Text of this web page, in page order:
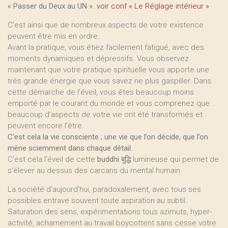
« Passer du Deux au UN ». voir conf « Le Réglage intérieur »
C’est ainsi que de nombreux aspects de votre existence
peuvent être mis en ordre.
Avant la pratique, vous étiez facilement fatigué, avec des
moments dynamiques et dépressifs. Vous observez
maintenant que votre pratique spirituelle vous apporte une
très grande énergie que vous savez ne plus gaspiller. Dans
cette démarche de l’éveil, vous êtes beaucoup moins
emporté par le courant du monde et vous comprenez que
beaucoup d’aspects de votre vie ont été transformés et
peuvent encore l’être.
C’est cela la vie consciente ; une vie que l’on décide, que l’on
mène sciemment dans chaque détail.
C’est cela l’éveil de cette buddhi बुद्धि lumineuse qui permet de
s‘élever au dessus des carcans du mental humain.
La société d’aujourd’hui, paradoxalement, avec tous ses
possibles entrave souvent toute aspiration au subtil.
Saturation des sens, expérimentations tous azimuts, hyper-
activité, acharnement au travail boycottent sans cesse votre